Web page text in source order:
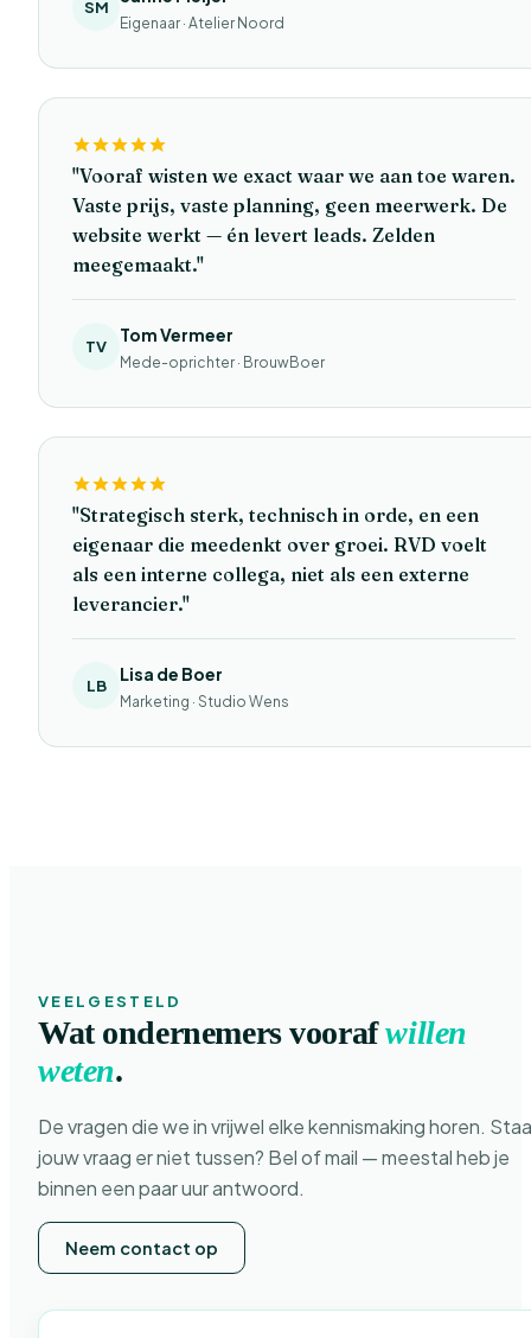
SM
Eigenaar · Atelier Noord
"Vooraf wisten we exact waar we aan toe waren.
Vaste prijs, vaste planning, geen meerwerk. De
website werkt — én levert leads. Zelden
meegemaakt."
TV
Tom Vermeer
Mede-oprichter · BrouwBoer
"Strategisch sterk, technisch in orde, en een
eigenaar die meedenkt over groei. RVD voelt
als een interne collega, niet als een externe
leverancier."
LB
Lisa de Boer
Marketing · Studio Wens
VEELGESTELD
Wat ondernemers voorafwillen
weten.
De vragen die we in vrijwel elke kennismaking horen.
jouw vraag er niet tussen? Bel of mail — meestal heb je
binnen een paar uur antwoord.
Neem contact op